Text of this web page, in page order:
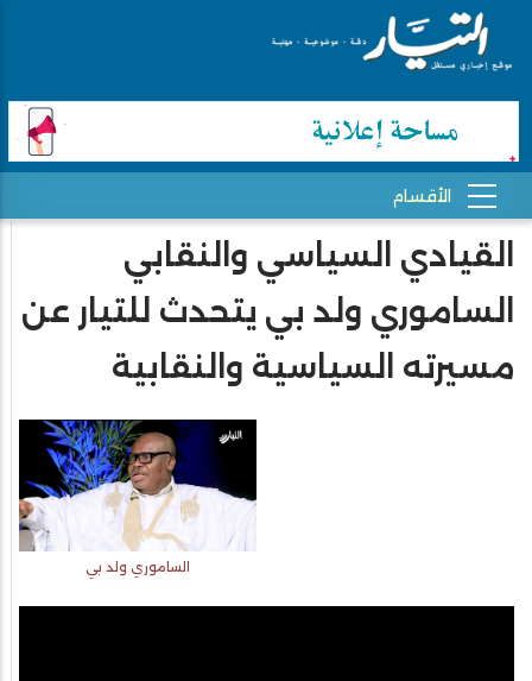
القيادي السياسي والنقابي
الساموري ولد بي يتحدث للتيار عن
مسيرته السياسية والنقابية
الساموري ولد بي